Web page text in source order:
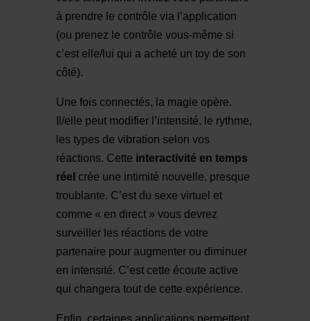
à prendre le contrôle via l’application
(ou prenez le contrôle vous-même si
c’est elle/lui qui a acheté un toy de son
côté).
Une fois connectés, la magie opère.
Il/elle peut modifier l’intensité, le rythme,
les types de vibration selon vos
réactions. Cette interactivité en temps
réel crée une intimité nouvelle, presque
troublante. C’est du sexe virtuel et
comme « en direct » vous devrez
surveiller les réactions de votre
partenaire pour augmenter ou diminuer
en intensité. C’est cette écoute active
qui changera tout de cette expérience.
Enfin, certaines applications permettent